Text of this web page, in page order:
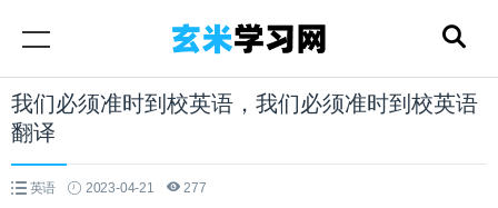
我们必须准时到校英语，我们必须准时到校英语
翻译
英语 2023-04-21 277